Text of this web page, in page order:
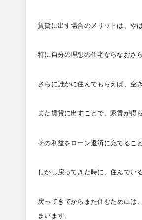
賃貸に出す場合のメリットは、や
特に自分の理想の住宅ならなおさ
さらに誰かに住んでもらえば、空
また賃貸に出すことで、家賃が得
その利益をローン返済に充てるこ
しかし戻ってきた時に、住んでい
戻ってきてからまた住むためには
まいます。